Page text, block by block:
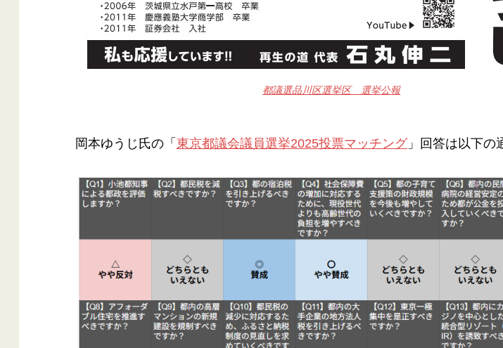
都議選品川区選挙区 選挙公報
岡本ゆうじ氏の「 東京都議会議員選挙2025投票マッチング」回答は以下の